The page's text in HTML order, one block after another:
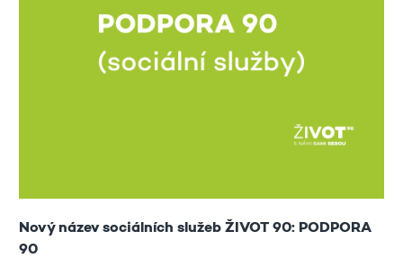
Nový název sociálních služeb ŽIVOT 90: PODPORA
90